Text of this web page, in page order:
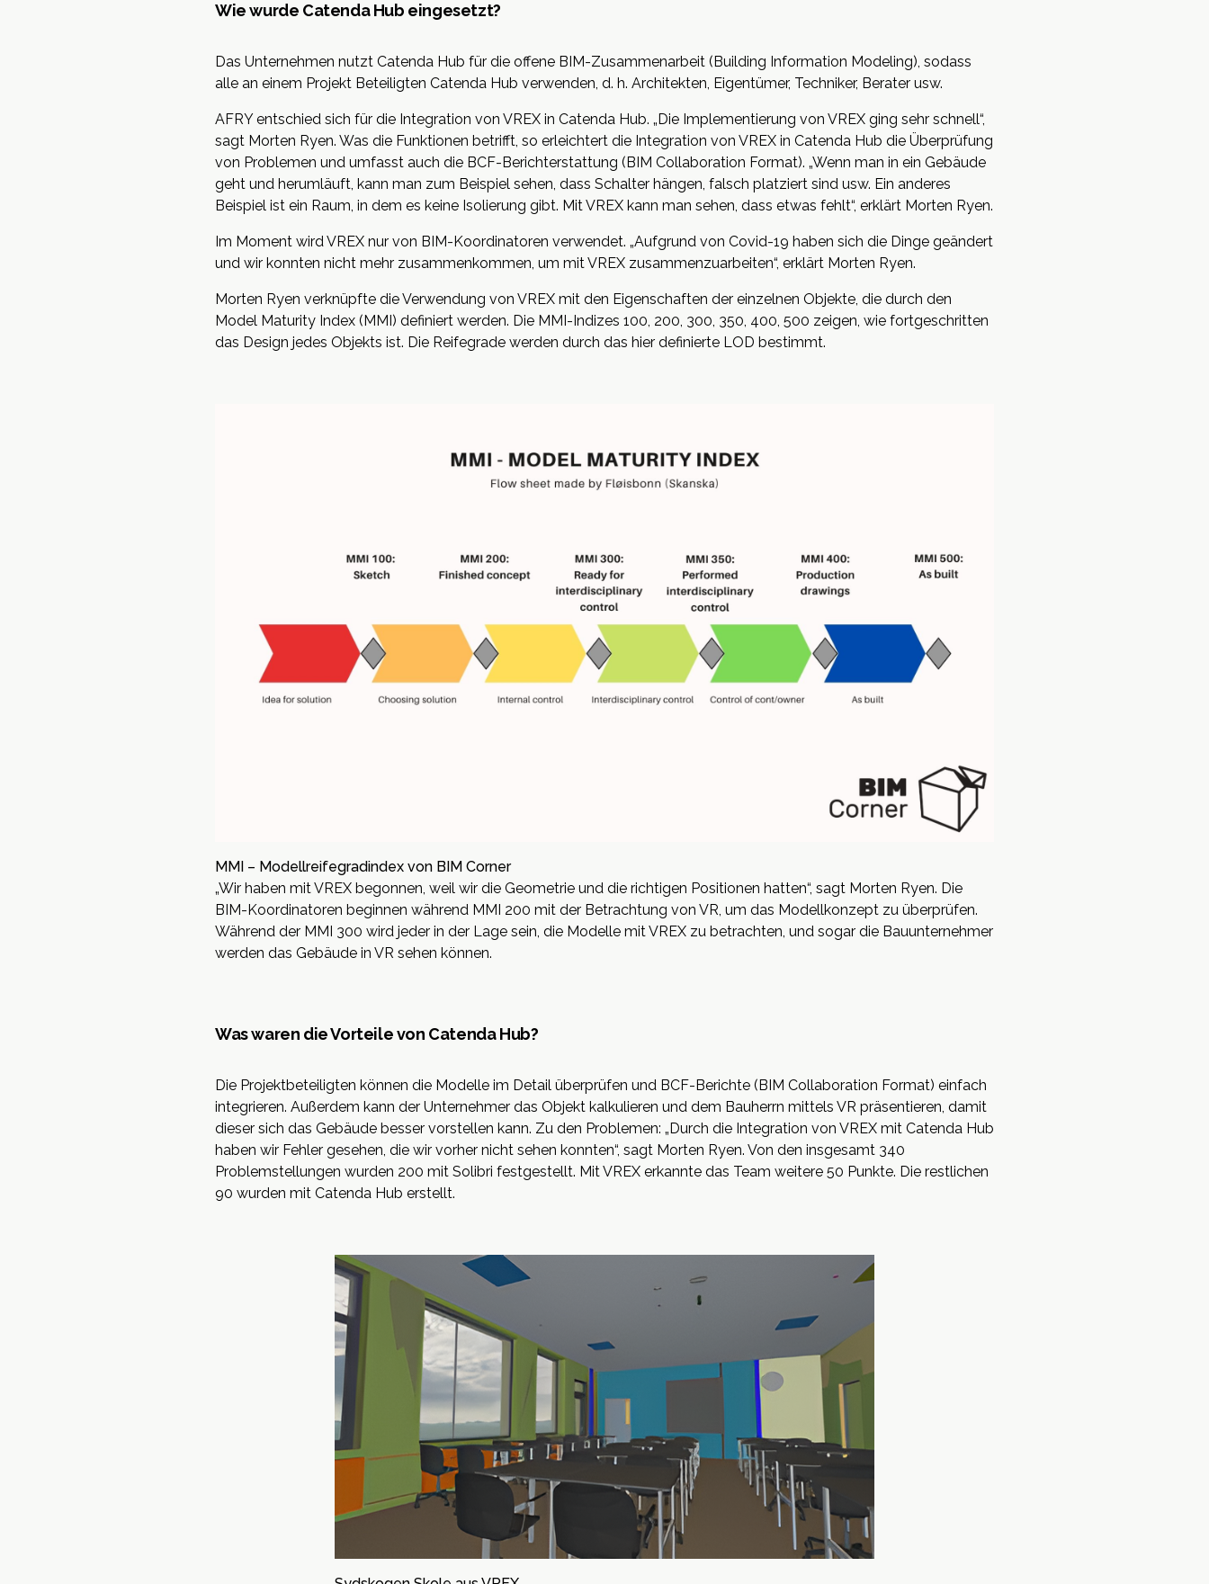
Wie wurde Catenda Hub eingesetzt?
Das Unternehmen nutzt Catenda Hub für die offene BIM-Zusammenarbeit (Building Information Modeling), sodass
alle an einem Projekt Beteiligten Catenda Hub verwenden, d. h. Architekten, Eigentümer, Techniker, Berater usw.
AFRY entschied sich für die Integration von VREX in Catenda Hub. „Die Implementierung von VREX ging sehr schnell“,
sagt Morten Ryen. Was die Funktionen betrifft, so erleichtert die Integration von VREX in Catenda Hub die Überprüfung
von Problemen und umfasst auch die BCF-Berichterstattung (BIM Collaboration Format). „Wenn man in ein Gebäude
geht und herumläuft, kann man zum Beispiel sehen, dass Schalter hängen, falsch platziert sind usw. Ein anderes
Beispiel ist ein Raum, in dem es keine Isolierung gibt. Mit VREX kann man sehen, dass etwas fehlt“, erklärt Morten Ryen.
Im Moment wird VREX nur von BIM-Koordinatoren verwendet. „Aufgrund von Covid-19 haben sich die Dinge geändert
und wir konnten nicht mehr zusammenkommen, um mit VREX zusammenzuarbeiten“, erklärt Morten Ryen.
Morten Ryen verknüpfte die Verwendung von VREX mit den Eigenschaften der einzelnen Objekte, die durch den
Model Maturity Index (MMI) definiert werden. Die MMI-Indizes 100, 200, 300, 350, 400, 500 zeigen, wie fortgeschritten
das Design jedes Objekts ist. Die Reifegrade werden durch das hier definierte LOD bestimmt.
MMI – Modellreifegradindex von BIM Corner
„Wir haben mit VREX begonnen, weil wir die Geometrie und die richtigen Positionen hatten“, sagt Morten Ryen. Die
BIM-Koordinatoren beginnen während MMI 200 mit der Betrachtung von VR, um das Modellkonzept zu überprüfen.
Während der MMI 300 wird jeder in der Lage sein, die Modelle mit VREX zu betrachten, und sogar die Bauunternehmer
werden das Gebäude in VR sehen können.
Was waren die Vorteile von Catenda Hub?
Die Projektbeteiligten können die Modelle im Detail überprüfen und BCF-Berichte (BIM Collaboration Format) einfach
integrieren. Außerdem kann der Unternehmer das Objekt kalkulieren und dem Bauherrn mittels VR präsentieren, damit
dieser sich das Gebäude besser vorstellen kann. Zu den Problemen: „Durch die Integration von VREX mit Catenda Hub
haben wir Fehler gesehen, die wir vorher nicht sehen konnten“, sagt Morten Ryen. Von den insgesamt 340
Problemstellungen wurden 200 mit Solibri festgestellt. Mit VREX erkannte das Team weitere 50 Punkte. Die restlichen
90 wurden mit Catenda Hub erstellt.